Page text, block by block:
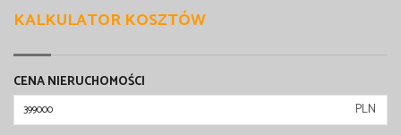
KALKULATOR KOSZTÓW
CENA NIERUCHOMOŚCI
PLN